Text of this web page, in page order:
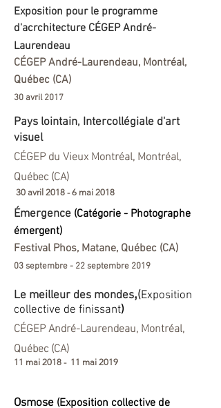
Exposition pour le programme
d'acrchitecture CÉGEP André-
Laurendeau
CÉGEP André-Laurendeau, Montréal,
Québec (CA)
30 avril 2017
Pays lointain, Intercollégiale d'art
visuel
CÉGEP du Vieux Montréal, Montréal,
Québec (CA)
30 avril 2018 - 6 mai 2018
Émergence (Catégorie - Photographe
émergent)
Festival Phos, Matane, Québec (CA)
03 septembre - 22 septembre 2019
Le meilleur des mondes,(Exposition
collective de finissant)
CÉGEP André-Laurendeau, Montréal,
Québec (CA)
11 mai 2018 - 11 mai 2019
Osmose (Exposition collective de